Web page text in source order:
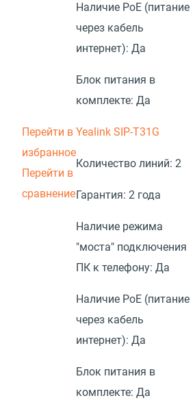
Наличие PoE (питание
через кабель
интернет): Да
Блок питания в
комплекте: Да
Перейти в
избранное
Перейти в
сравнение
Yealink SIP-T31G
Количество линий: 2
Гарантия: 2 года
Наличие режима
"моста" подключения
ПК к телефону: Да
Наличие PoE (питание
через кабель
интернет): Да
Блок питания в
комплекте: Да